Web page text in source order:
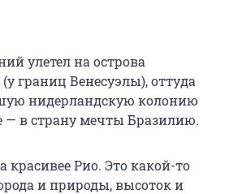
улетел на острова
границ Венесуэлы), оттуда
нидерландскую колонию
в страну мечты Бразилию.
красивее Рио. Это какой-то
и природы, высоток и